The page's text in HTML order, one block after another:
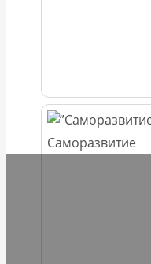
Саморазвитие